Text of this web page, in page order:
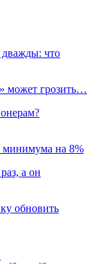
дважды: что
может грозить…
минимума на 8%
а он
обновить